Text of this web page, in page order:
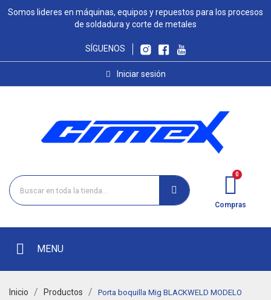
Somos lideres en máquinas, equipos y repuestos para los procesos
de soldadura y corte de metales
SÍGUENOS
Iniciar sesión
Compras
MENU
Inicio Productos
Porta boquilla Mig BLACKWELD MODELO